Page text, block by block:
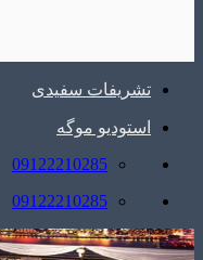
تشریفات سفیدی
استودیو موگه
09122210285
09122210285